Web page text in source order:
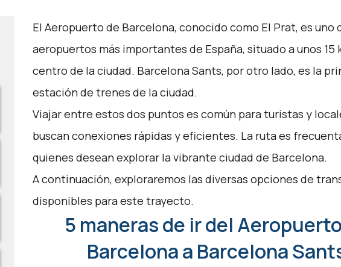
El Aeropuerto de Barcelona, conocido como El Prat, es uno
aeropuertos más importantes de España, situado a unos 15
centro de la ciudad. Barcelona Sants, por otro lado, es la
estación de trenes de la ciudad.
Viajar entre estos dos puntos es común para turistas y
buscan conexiones rápidas y eficientes. La ruta es
quienes desean explorar la vibrante ciudad de Barcelona.
A continuación, exploraremos las diversas opciones de
disponibles para este trayecto.
5 maneras de ir del
Barcelona a Barcelona